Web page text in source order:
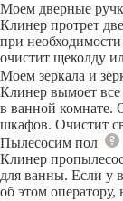
Моем дверные
Клинер протрет
при
очистит щеколду
Моем зеркала и
Клинер вымоет все
в ванной комнате.
шкафов. Очистит
Пылесосим пол
Клинер
для ванны. Если у
об этом оператору,